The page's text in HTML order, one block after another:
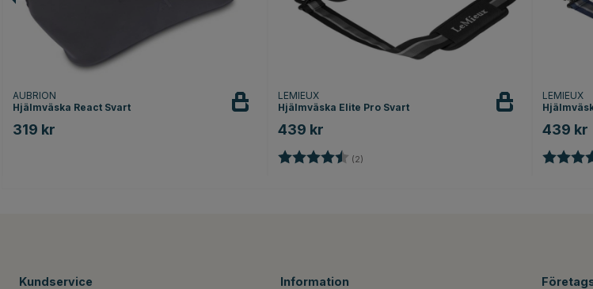
AUBRION
Hjälmväska React Svart
319 kr
LEMIEUX
Hjälmväska Elite Pro Svart
439 kr
Betyg: (2)
LEMIEUX
439 kr
Betyg:
Kundservice Information